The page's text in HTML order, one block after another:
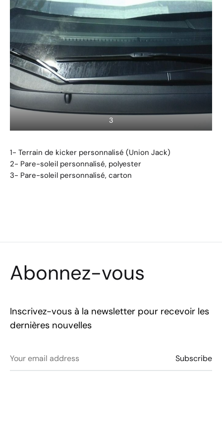
3
1- Terrain de kicker personnalisé (Union Jack)
2- Pare-soleil personnalisé, polyester
3- Pare-soleil personnalisé, carton
Abonnez-vous
Inscrivez-vous à la newsletter pour recevoir les
dernières nouvelles